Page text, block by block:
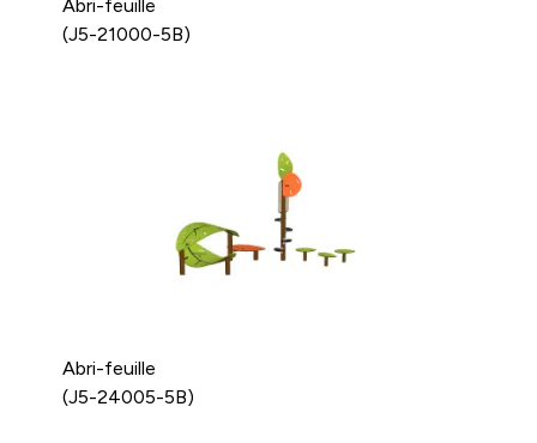
Abri-feuille
(J5-21000-5B)
Abri-feuille
(J5-24005-5B)